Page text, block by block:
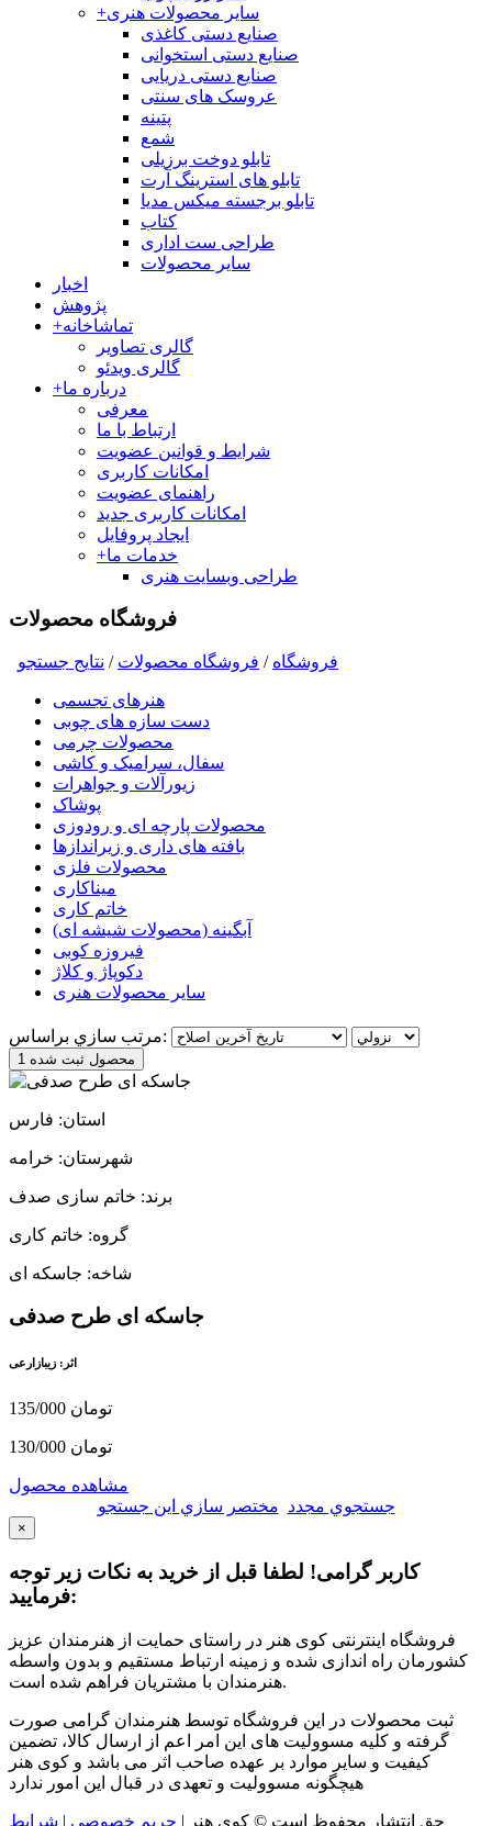
+سایر محصولات هنری
صنایع دستی کاغذی
صنایع دستی استخوانی
صنایع دستی دریایی
عروسک های سنتی
پتینه
شمع
تابلو دوخت برزیلی
تابلو های استرینگ آرت
تابلو برجسته میکس مدیا
کتاب
طراحی ست اداری
سایر محصولات
اخبار
پژوهش
+تماشاخانه
گالری تصاویر
گالری ویدئو
+درباره ما
معرفی
ارتباط با ما
شرایط و قوانین عضویت
امکانات کاربری
راهنمای عضویت
امکانات کاربری جدید
ایجاد پروفایل
+خدمات ما
طراحی وبسایت هنری
فروشگاه محصولات
فروشگاه / فروشگاه محصولات / نتايج جستجو
هنرهای تجسمی
دست سازه های چوبی
محصولات چرمی
سفال، سرامیک و کاشی
زیورآلات و جواهرات
پوشاک
محصولات پارچه ای و رودوزی
بافته های داری و زیراندازها
محصولات فلزی
میناکاری
خاتم کاری
آبگینه (محصولات شیشه ای)
فیروزه کوبی
دکوپاژ و کلاژ
سایر محصولات هنری
مرتب سازي براساس:
1 محصول ثبت شده
استان: فارس
شهرستان: خرامه
برند: خاتم سازی صدف
گروه: خاتم کاری
شاخه: جاسکه ای
جاسکه ای طرح صدفی
اثر: زیبازارعی
135/000 تومان
130/000 تومان
مشاهده محصول
جستجوي مجدد مختصر سازي اين جستجو
×
کاربر گرامی! لطفا قبل از خرید به نکات زیر توجه
فرمایید:
فروشگاه اینترنتی کوی هنر در راستای حمایت از هنرمندان عزیز
کشورمان راه اندازی شده و زمینه ارتباط مستقیم و بدون واسطه
هنرمندان با مشتریان فراهم شده است.
ثبت محصولات در این فروشگاه توسط هنرمندان گرامی صورت
گرفته و کلیه مسوولیت های این امر اعم از ارسال کالا، تضمین
کیفیت و سایر موارد بر عهده صاحب اثر می باشد و کوی هنر
هیچگونه مسوولیت و تعهدی در قبال این امور ندارد
حق انتشار محفوظ است © کوی هنر | حریم خصوصی | شرایط